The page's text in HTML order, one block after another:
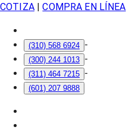
COTIZA| COMPRA EN LÍNEA
(310) 568 6924 -
(300) 244 1013 -
(311) 464 7215 -
(601) 207 9888